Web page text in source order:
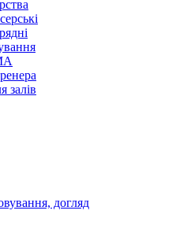
залів
догляд